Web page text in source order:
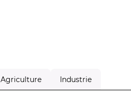
Agriculture Industrie